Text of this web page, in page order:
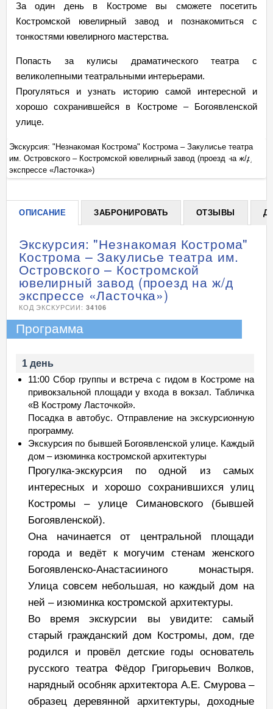
За один день в Костроме вы сможете посетить
Костромской ювелирный завод и познакомиться с
тонкостями ювелирного мастерства.
Попасть за кулисы драматического театра с
великолепными театральными интерьерами.
Прогуляться и узнать историю самой интересной и
хорошо сохранившейся в Костроме – Богоявленской
улице.
+
Экскурсия: "Незнакомая Кострома" Кострома – Закулисье театра
им. Островского – Костромской ювелирный завод (проезд на ж/д
экспрессе «Ласточка»)
ОПИСАНИЕ ЗАБРОНИРОВАТЬ ОТЗЫВЫ
Экскурсия: "Незнакомая Кострома"
Кострома – Закулисье театра им.
Островского – Костромской
ювелирный завод (проезд на ж/д
экспрессе «Ласточка»)
КОД ЭКСКУРСИИ: 34106
Программа
1 день
11:00 Сбор группы и встреча с гидом в Костроме на
привокзальной площади у входа в вокзал. Табличка
«В Кострому Ласточкой».
Посадка в автобус. Отправление на экскурсионную
программу.
Экскурсия по бывшей Богоявленской улице. Каждый
дом – изюминка костромской архитектуры
Прогулка-экскурсия по одной из самых
интересных и хорошо сохранившихся улиц
Костромы – улице Симановского (бывшей
Богоявленской).
Она начинается от центральной площади
города и ведёт к могучим стенам женского
Богоявленско-Анастасииного монастыря.
Улица совсем небольшая, но каждый дом на
ней – изюминка костромской архитектуры.
Во время экскурсии вы увидите: самый
старый гражданский дом Костромы, дом, где
родился и провёл детские годы основатель
русского театра Фёдор Григорьевич Волков,
нарядный особняк архитектора А.Е. Смурова –
образец деревянной архитектуры, доходные